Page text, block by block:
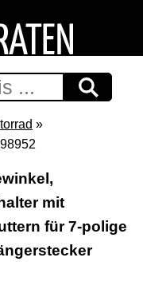
»
mit
für 7-polige